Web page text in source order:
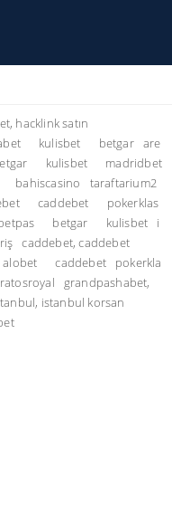
hacklink satın
kulisbet betgar
are
kulisbet
madridbet
bahiscasino
taraftarium2
caddebet
pokerklas
betgar kulisbet
i
caddebet, caddebet
alobet caddebet
pokerkla
grandpashabet,
istanbul korsan